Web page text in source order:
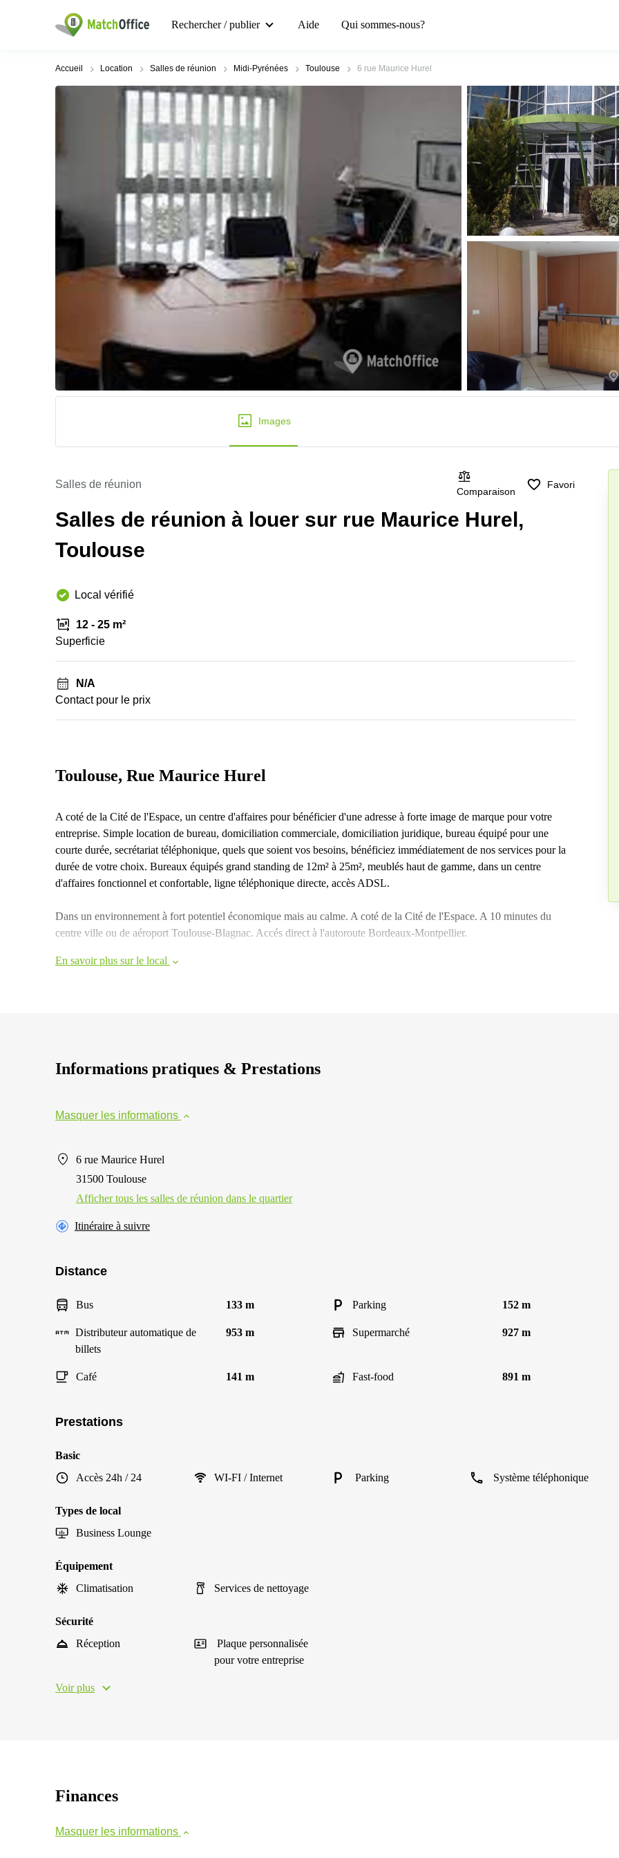
Rechercher / publier Aide Qui sommes-nous?
Accueil Location Salles de réunion Midi-Pyrénées Toulouse 6 rue Maurice Hurel
Images
Salles de réunion
Comparaison
Favori
Salles de réunion à louer sur rue Maurice Hurel,
Toulouse
Local vérifié
12 - 25 m²
Superficie
N/A
Contact pour le prix
Toulouse, Rue Maurice Hurel
A coté de la Cité de l'Espace, un centre d'affaires pour bénéficier d'une adresse à forte image de marque pour votre
entreprise. Simple location de bureau, domiciliation commerciale, domiciliation juridique, bureau équipé pour une
courte durée, secrétariat téléphonique, quels que soient vos besoins, bénéficiez immédiatement de nos services pour la
durée de votre choix. Bureaux équipés grand standing de 12m² à 25m², meublés haut de gamme, dans un centre
d'affaires fonctionnel et confortable, ligne téléphonique directe, accès ADSL.
Dans un environnement à fort potentiel économique mais au calme. A coté de la Cité de l'Espace. A 10 minutes du
centre ville ou de aéroport Toulouse-Blagnac. Accés direct à l'autoroute Bordeaux-Montpellier.
En savoir plus sur le local
Informations pratiques & Prestations
Masquer les informations
6 rue Maurice Hurel
31500 Toulouse
Afficher tous les salles de réunion dans le quartier
Itinéraire à suivre
Distance
Bus 133 m Parking 152 m
Distributeur automatique de
billets
953 m Supermarché 927 m
Café 141 m Fast-food 891 m
Prestations
Basic
Accès 24h / 24
WI-FI / Internet Parking Système téléphonique
Types de local
Business Lounge
Équipement
Climatisation
Services de nettoyage
Sécurité
Réception
Plaque personnalisée
pour votre entreprise
Voir plus
Finances
Masquer les informations